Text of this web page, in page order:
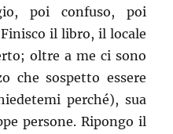
poi confuso, poi
il libro, il locale
oltre a me ci sono
che sospetto essere
perché), sua
persone. Ripongo il